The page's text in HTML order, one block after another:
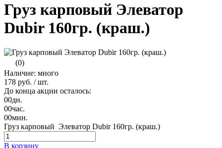
Груз карповый Элеватор
Dubir 160гр. (краш.)
(0)
Наличие: много
178 руб. / шт.
До конца акции осталось:
00дн.
00час.
00мин.
Груз карповый Элеватор Dubir 160гр. (краш.)
В корзину